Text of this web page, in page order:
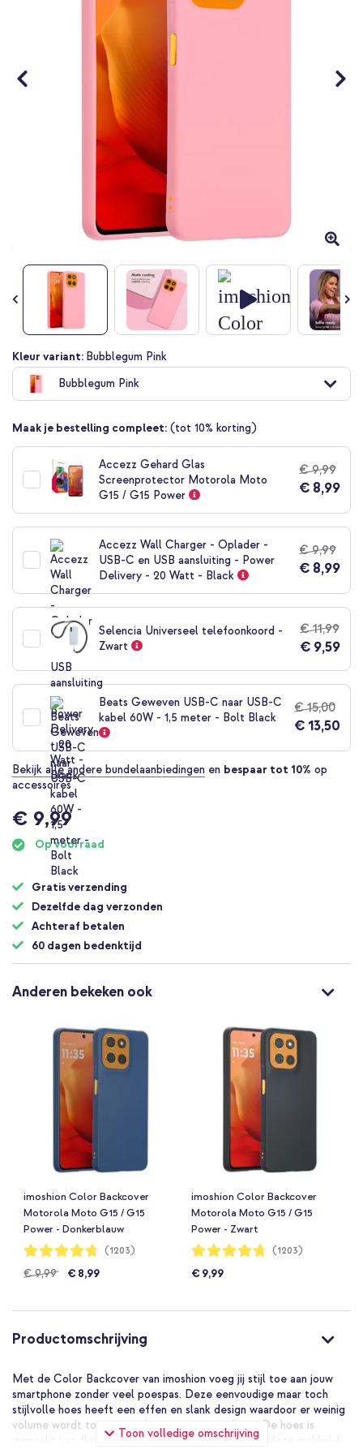
Ga
naar
begin
de
afbeeldingen-
Kleur variant: Bubblegum Pink
Bubblegum Pink
Maak je bestelling compleet: (tot 10% korting)
Accezz Gehard Glas
Screenprotector Motorola Moto
G15 / G15 Power
€ 9,99
€ 8,99
Accezz Wall Charger - Oplader -
USB-C en USB aansluiting - Power
Delivery - 20 Watt - Black
€ 9,99
€ 8,99
Selencia Universeel telefoonkoord -
Zwart
€ 11,99
€ 9,59
Beats Geweven USB-C naar USB-C
kabel 60W - 1,5 meter - Bolt Black
€ 15,00
€ 13,50
Bekijk alle andere bundelaanbiedingen en bespaar tot 10% op
accessoires
€ 9,99
Op voorraad
Gratis verzending
Dezelfde dag verzonden
Achteraf betalen
60 dagen bedenktijd
Anderen bekeken ook
imoshion Color Backcover
Motorola Moto G15 / G15
Power - Donkerblauw
Waardering:
94%
(1203)
€ 9,99 € 8,99
imoshion Color Backcover
Motorola Moto G15 / G15
Power - Zwart
Waardering:
94%
(1203)
€ 9,99
Productomschrijving
Toon volledige omschrijving
Met de Color Backcover van imoshion voeg jij stijl toe aan jouw
smartphone zonder veel poespas. Deze eenvoudige maar toch
stijlvolle hoes heeft een effen en slank design waardoor er weinig
volume wordt toegevoegd aan jouw smartphone. De hoes is
gemaakt van flexibel siliconen materiaal waardoor deze makkelijk